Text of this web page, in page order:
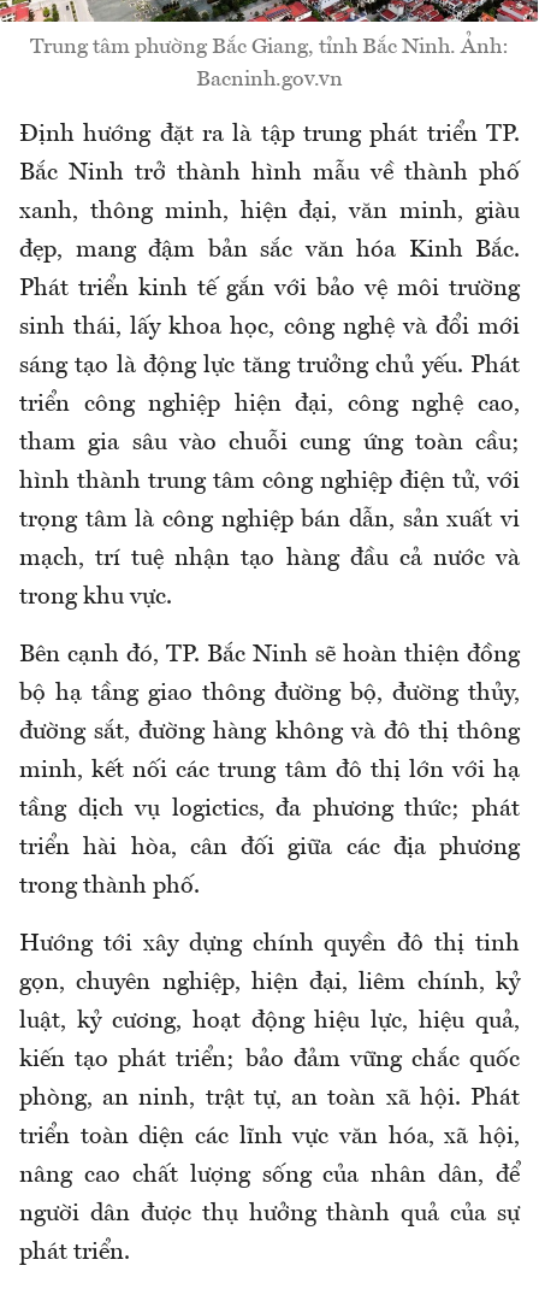
Trung tâm phường Bắc Giang, tỉnh Bắc Ninh. Ảnh:
Bacninh.gov.vn
Định hướng đặt ra là tập trung phát triển TP.
Bắc Ninh trở thành hình mẫu về thành phố
xanh, thông minh, hiện đại, văn minh, giàu
đẹp, mang đậm bản sắc văn hóa Kinh Bắc.
Phát triển kinh tế gắn với bảo vệ môi trường
sinh thái, lấy khoa học, công nghệ và đổi mới
sáng tạo là động lực tăng trưởng chủ yếu. Phát
triển công nghiệp hiện đại, công nghệ cao,
tham gia sâu vào chuỗi cung ứng toàn cầu;
hình thành trung tâm công nghiệp điện tử, với
trọng tâm là công nghiệp bán dẫn, sản xuất vi
mạch, trí tuệ nhận tạo hàng đầu cả nước và
trong khu vực.
Bên cạnh đó, TP. Bắc Ninh sẽ hoàn thiện đồng
bộ hạ tầng giao thông đường bộ, đường thủy,
đường sắt, đường hàng không và đô thị thông
minh, kết nối các trung tâm đô thị lớn với hạ
tầng dịch vụ logictics, đa phương thức; phát
triển hài hòa, cân đối giữa các địa phương
trong thành phố.
Hướng tới xây dựng chính quyền đô thị tinh
gọn, chuyên nghiệp, hiện đại, liêm chính, kỷ
luật, kỷ cương, hoạt động hiệu lực, hiệu quả,
kiến tạo phát triển; bảo đảm vững chắc quốc
phòng, an ninh, trật tự, an toàn xã hội. Phát
triển toàn diện các lĩnh vực văn hóa, xã hội,
nâng cao chất lượng sống của nhân dân, để
người dân được thụ hưởng thành quả của sự
phát triển.